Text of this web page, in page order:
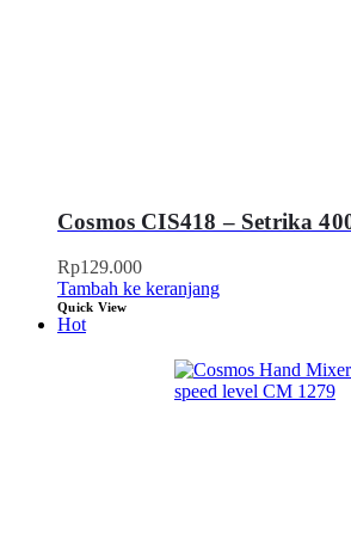
Cosmos CIS418 – Setrika
Rp129.000
Tambah ke keranjang
Quick View
Hot